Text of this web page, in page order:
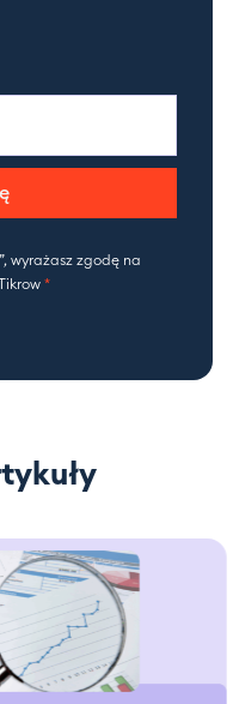
wyrażasz zgodę na
*